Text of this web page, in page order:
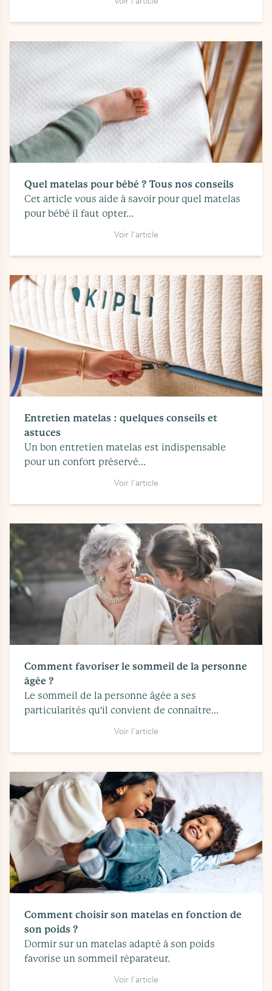
Quel matelas pour bébé ? Tous nos conseils
Cet article vous aide à savoir pour quel matelas
pour bébé il faut opter...
Voir l'article
Entretien matelas : quelques conseils et
astuces
Un bon entretien matelas est indispensable
pour un confort préservé...
Voir l'article
Comment favoriser le sommeil de la personne
âgée ?
Le sommeil de la personne âgée a ses
particularités qu'il convient de connaître...
Voir l'article
Comment choisir son matelas en fonction de
son poids ?
Dormir sur un matelas adapté à son poids
favorise un sommeil réparateur.
Voir l'article